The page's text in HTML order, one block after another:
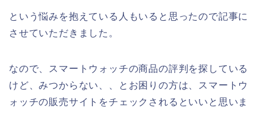
という悩みを抱えている人もいると思ったので記事に
させていただきました。
なので、スマートウォッチの商品の評判を探している
けど、みつからない、、とお困りの方は、スマートウ
ォッチの販売サイトをチェックされるといいと思いま